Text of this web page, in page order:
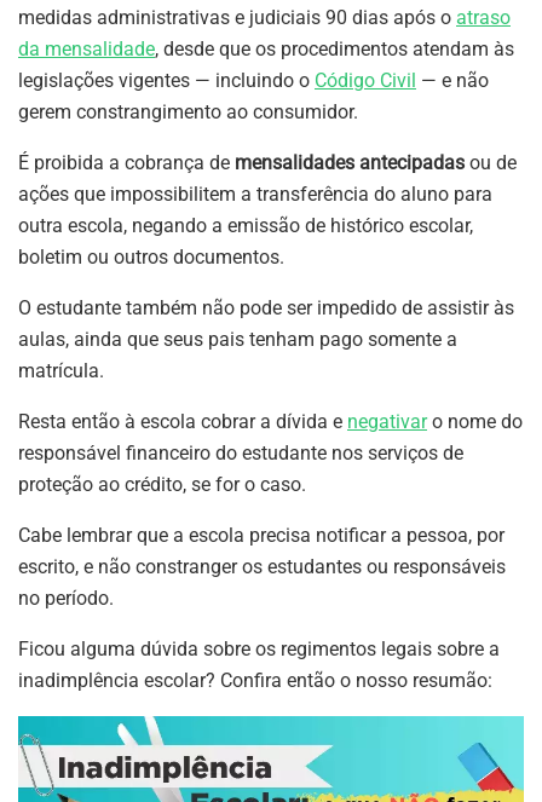
medidas administrativas e judiciais 90 dias após o atraso
da mensalidade, desde que os procedimentos atendam às
legislações vigentes — incluindo o Código Civil — e não
gerem constrangimento ao consumidor.
É proibida a cobrança de mensalidades antecipadas ou de
ações que impossibilitem a transferência do aluno para
outra escola, negando a emissão de histórico escolar,
boletim ou outros documentos.
O estudante também não pode ser impedido de assistir às
aulas, ainda que seus pais tenham pago somente a
matrícula.
Resta então à escola cobrar a dívida e negativaro nome do
responsável financeiro do estudante nos serviços de
proteção ao crédito, se for o caso.
Cabe lembrar que a escola precisa notificar a pessoa, por
escrito, e não constranger os estudantes ou responsáveis
no período.
Ficou alguma dúvida sobre os regimentos legais sobre a
inadimplência escolar? Confira então o nosso resumão: